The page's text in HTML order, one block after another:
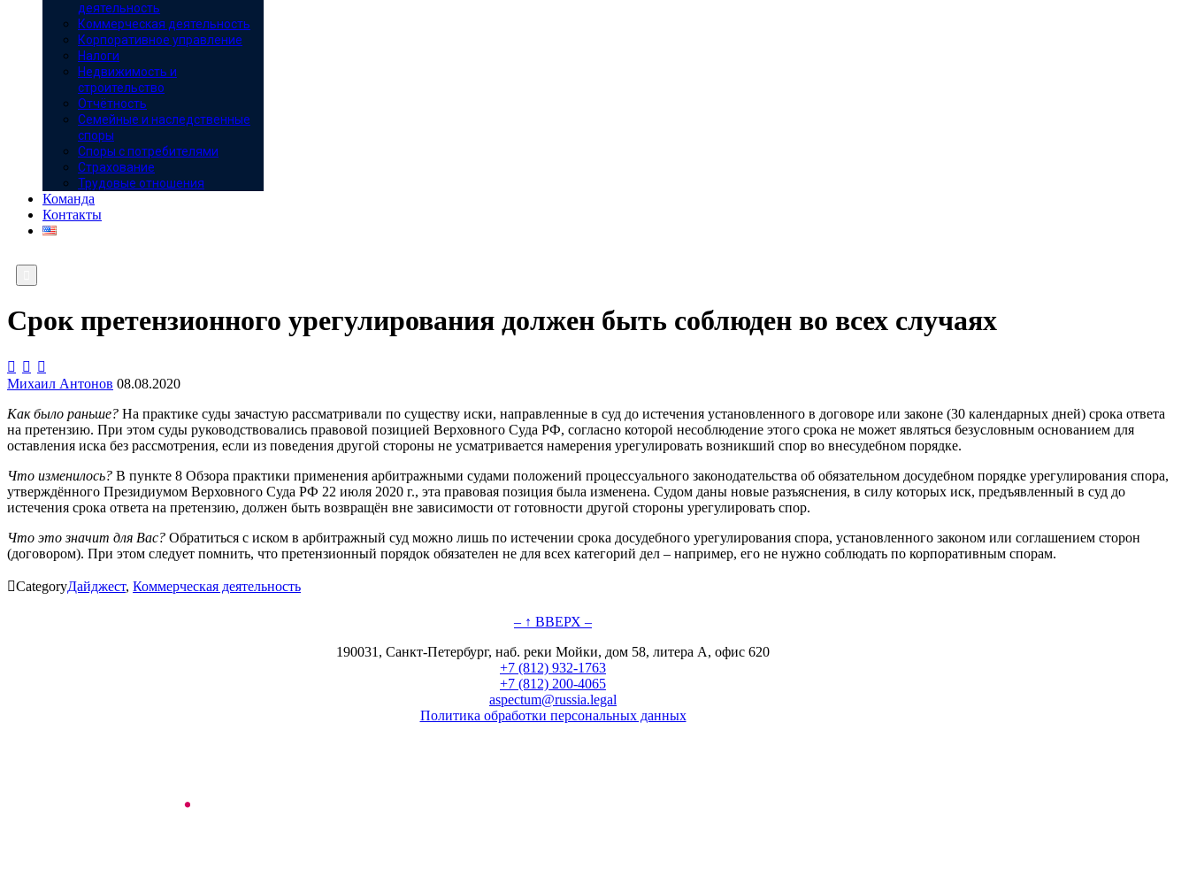
деятельность
Коммерческая деятельность
Корпоративное управление
Налоги
Недвижимость и
строительство
Отчётность
Семейные и наследственные
споры
Споры с потребителями
Страхование
Трудовые отношения
Команда
Контакты
Срок претензионного урегулирования должен быть соблюден во всех случаях
 

Михаил Антонов 08.08.2020
Как было раньше? На практике суды зачастую рассматривали по существу иски, направленные в суд до истечения установленного в договоре или законе (30 календарных дней) срока ответа
на претензию. При этом суды руководствовались правовой позицией Верховного Суда РФ, согласно которой несоблюдение этого срока не может являться безусловным основанием для
оставления иска без рассмотрения, если из поведения другой стороны не усматривается намерения урегулировать возникший спор во внесудебном порядке.
Что изменилось? В пункте 8 Обзора практики применения арбитражными судами положений процессуального законодательства об обязательном досудебном порядке урегулирования спора,
утверждённого Президиумом Верховного Суда РФ 22 июля 2020 г., эта правовая позиция была изменена. Судом даны новые разъяснения, в силу которых иск, предъявленный в суд до
истечения срока ответа на претензию, должен быть возвращён вне зависимости от готовности другой стороны урегулировать спор.
Что это значит для Вас? Обратиться с иском в арбитражный суд можно лишь по истечении срока досудебного урегулирования спора, установленного законом или соглашением сторон
(договором). При этом следует помнить, что претензионный порядок обязателен не для всех категорий дел – например, его не нужно соблюдать по корпоративным спорам.
CategoryДайджест, Коммерческая деятельность
– ↑ ВВЕРХ –
190031, Санкт-Петербург, наб. реки Мойки, дом 58, литера А, офис 620
+7 (812) 932-1763
+7 (812) 200-4065
aspectum@russia.legal
Политика обработки персональных данных